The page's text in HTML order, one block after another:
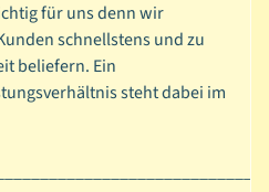
menu
für uns denn wir
schnellstens und zu
beliefern. Ein
steht dabei im